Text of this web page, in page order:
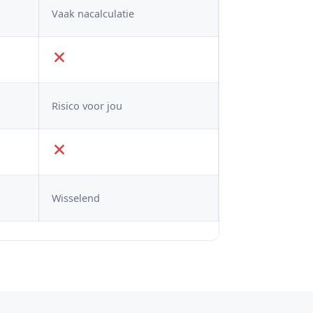
Vaak nacalculatie
Risico voor jou
Wisselend